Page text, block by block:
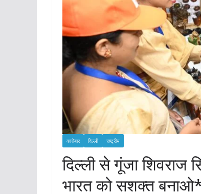
कारोबार दिल्ली राष्ट्रीय
दिल्ली से गूंजा शिवराज
भारत को सशक्त